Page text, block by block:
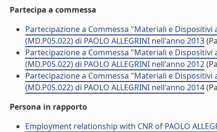
Partecipa a commessa
Partecipazione a Commessa "Materiali e
(MD.P05.022) di PAOLO ALLEGRINI nell'anno 2013
Partecipazione a Commessa "Materiali e
(MD.P05.022) di PAOLO ALLEGRINI nell'anno 2012
Partecipazione a Commessa "Materiali e
(MD.P05.022) di PAOLO ALLEGRINI nell'anno 2014
Persona in rapporto
Employment relationship with CNR of PAOLO